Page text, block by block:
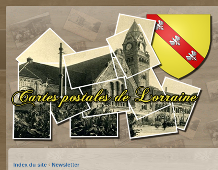
Index du site ‹ Newsletter